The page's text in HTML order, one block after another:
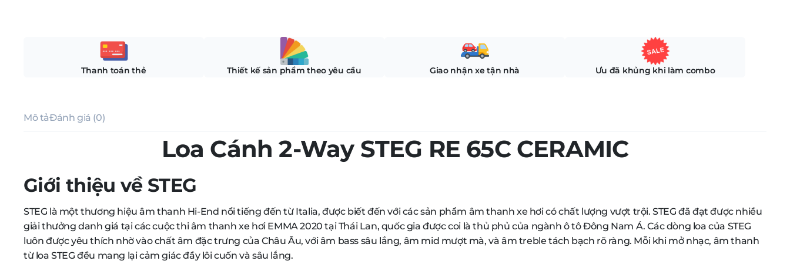
Thanh toán thẻ Thiết kế sản phẩm theo yêu cầu Giao nhận xe tận nhà Ưu đã khủng khi làm combo
Mô tảĐánh giá (0)
Loa Cánh 2-Way STEG RE 65C CERAMIC
Giới thiệu về STEG
STEG là một thương hiệu âm thanh Hi-End nổi tiếng đến từ Italia, được biết đến với các sản phẩm âm thanh xe hơi có chất lượng vượt trội. STEG đã đạt được nhiều
giải thưởng danh giá tại các cuộc thi âm thanh xe hơi EMMA 2020 tại Thái Lan, quốc gia được coi là thủ phủ của ngành ô tô Đông Nam Á. Các dòng loa của STEG
luôn được yêu thích nhờ vào chất âm đặc trưng của Châu Âu, với âm bass sâu lắng, âm mid mượt mà, và âm treble tách bạch rõ ràng. Mỗi khi mở nhạc, âm thanh
từ loa STEG đều mang lại cảm giác đầy lôi cuốn và sâu lắng.